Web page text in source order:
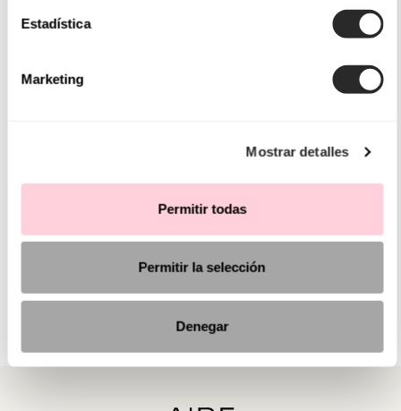
Estadística
Marketing
Mostrar detalles
Permitir todas
Permitir la selección
Denegar